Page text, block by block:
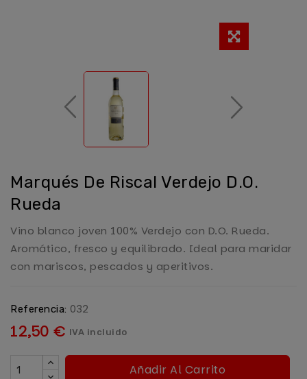
Marqués De Riscal Verdejo D.O.
Rueda
Vino blanco joven 100% Verdejo con D.O. Rueda.
Aromático, fresco y equilibrado. Ideal para maridar
con mariscos, pescados y aperitivos.
Referencia: 032
12,50 € IVA incluido
Añadir Al Carrito